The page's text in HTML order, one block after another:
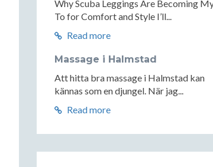
Why Scuba Leggings Are Becoming
To for Comfort and Style I’ll...
Read more
Massage i Halmstad
Att hitta bra massage i Halmstad kan
kännas som en djungel. När jag...
Read more